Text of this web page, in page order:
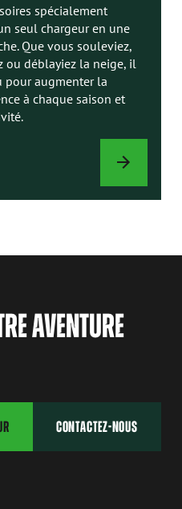
spécialement
seul chargeur en une
Que vous souleviez,
ou déblayiez la neige, il
pour augmenter la
à chaque saison et
ACCESSOIRES
AVENTURE
CONTACTEZ-NOUS